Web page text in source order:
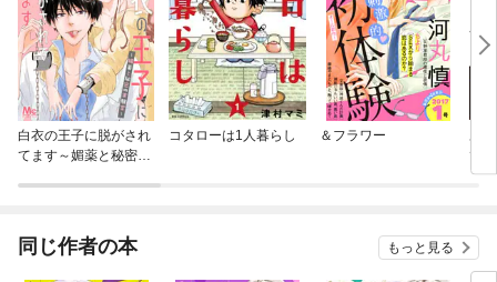
白衣の王子に脱がされ
てます～媚薬と秘密の
コタローは1人暮らし ＆フラワー
あ
て
同じ作者の本 もっと見る